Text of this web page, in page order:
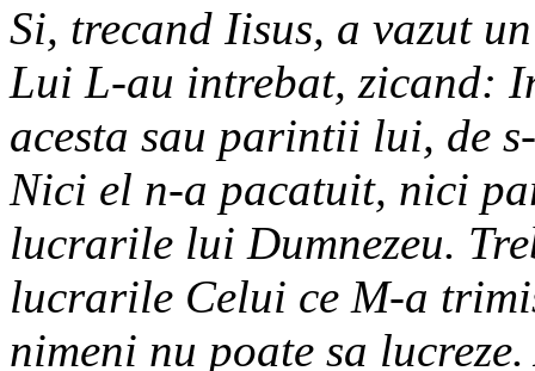
Si, trecand Iisus, a vazut
Lui L-au intrebat, zicand:
acesta sau parintii lui, de
Nici el n-a pacatuit, nici
lucrarile lui Dumnezeu.
lucrarile Celui ce M-a
nimeni nu poate sa